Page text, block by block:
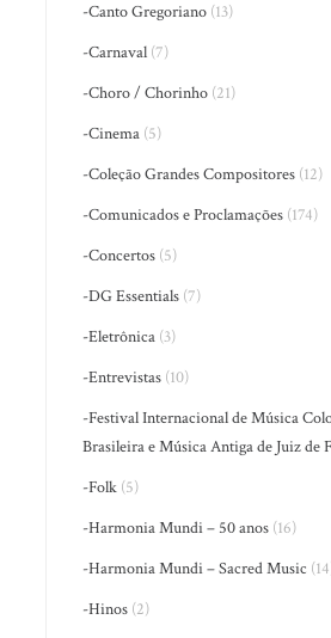
-Canto Gregoriano (13)
-Carnaval (7)
-Choro / Chorinho (21)
-Cinema (5)
-Coleção Grandes Compositores (12)
-Comunicados e Proclamações (174)
-Concertos (5)
-DG Essentials (7)
-Eletrônica (3)
-Entrevistas (10)
-Festival Internacional de Música
Brasileira e Música Antiga de Juiz de
-Folk (5)
-Harmonia Mundi – 50 anos (16)
-Harmonia Mundi – Sacred Music
-Hinos (2)